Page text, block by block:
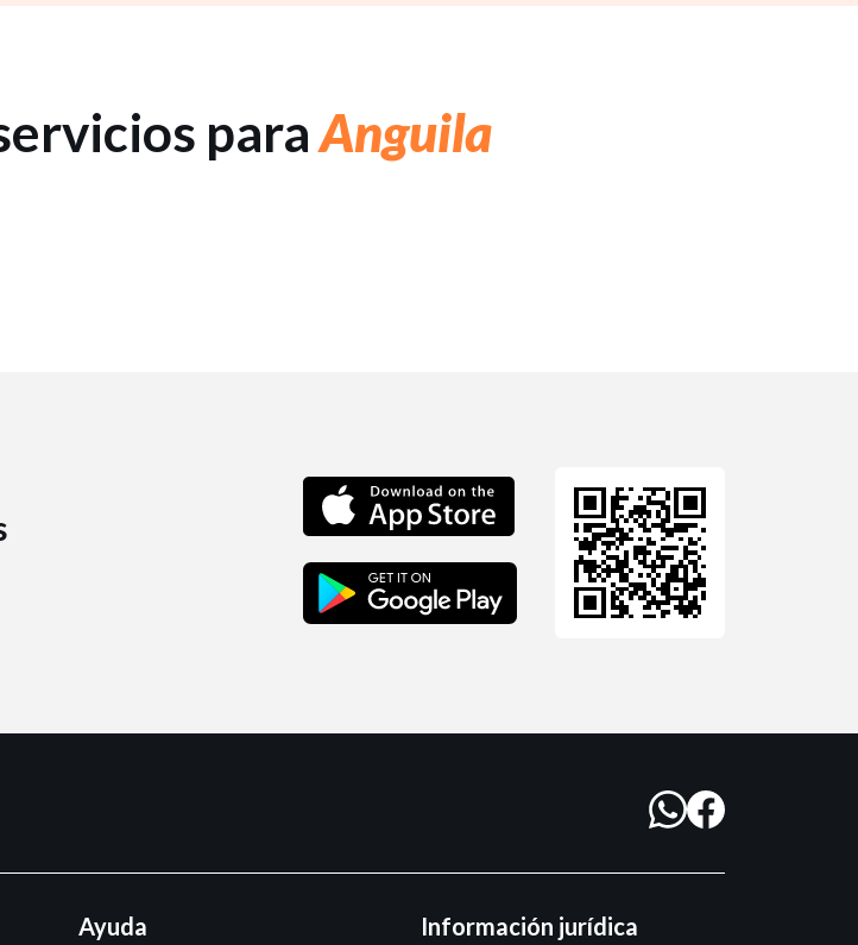
paraAnguila
Ayuda Información jurídica